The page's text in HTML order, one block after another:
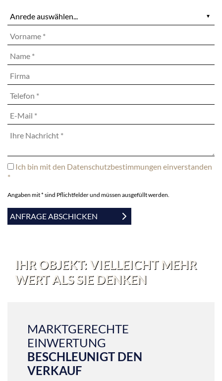
Ich bin mit den Datenschutzbestimmungen einverstanden
*
Angaben mit * sind Pflichtfelder und müssen ausgefüllt werden.
IHR OBJEKT: VIELLEICHT MEHR
WERT ALS SIE DENKEN
MARKTGERECHTE
EINWERTUNG
BESCHLEUNIGT DEN
VERKAUF